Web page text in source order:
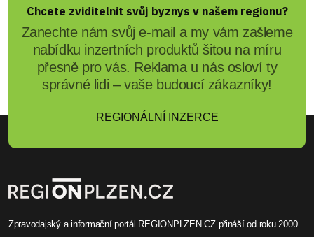
Chcete zviditelnit svůj byznys v našem regionu?
Zanechte nám svůj e-mail a my vám zašleme
nabídku inzertních produktů šitou na míru
přesně pro vás. Reklama u nás osloví ty
správné lidi – vaše budoucí zákazníky!
REGIONÁLNÍ INZERCE
Zpravodajský a informační portál REGIONPLZEN.CZ přináší od roku 2000